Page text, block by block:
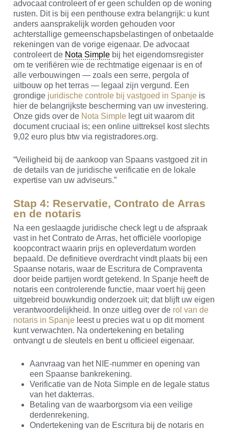
advocaat controleert of er geen schulden op de woning
rusten. Dit is bij een penthouse extra belangrijk: u kunt
anders aansprakelijk worden gehouden voor
achterstallige gemeenschapsbelastingen of onbetaalde
rekeningen van de vorige eigenaar. De advocaat
controleert de Nota Simple bij het eigendomsregister
om te verifiëren wie de rechtmatige eigenaar is en of
alle verbouwingen — zoals een serre, pergola of
uitbouw op het terras — legaal zijn vergund. Een
grondige juridische controle bij vastgoed in Spanje is
hier de belangrijkste bescherming van uw investering.
Onze gids over de Nota Simple legt uit waarom dit
document cruciaal is; een online uittreksel kost slechts
9,02 euro plus btw via registradores.org.
“Veiligheid bij de aankoop van Spaans vastgoed zit in
de details van de juridische verificatie en de lokale
expertise van uw adviseurs.”
Stap 4: Reservatie, Contrato de Arras
en de notaris
Na een geslaagde juridische check legt u de afspraak
vast in het Contrato de Arras, het officiële voorlopige
koopcontract waarin prijs en opleverdatum worden
bepaald. De definitieve overdracht vindt plaats bij een
Spaanse notaris, waar de Escritura de Compraventa
door beide partijen wordt getekend. In Spanje heeft de
notaris een controlerende functie, maar voert hij geen
uitgebreid bouwkundig onderzoek uit; dat blijft uw eigen
verantwoordelijkheid. In onze uitleg over de rol van de
notaris in Spanje leest u precies wat u op dit moment
kunt verwachten. Na ondertekening en betaling
ontvangt u de sleutels en bent u officieel eigenaar.
Aanvraag van het NIE-nummer en opening van
een Spaanse bankrekening.
Verificatie van de Nota Simple en de legale status
van het dakterras.
Betaling van de waarborgsom via een veilige
derdenrekening.
Ondertekening van de Escritura bij de notaris en